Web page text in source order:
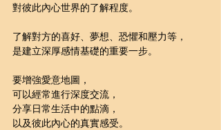
對彼此內心世界的了解程度。
了解對方的喜好、夢想、恐懼和壓力等，
是建立深厚感情基礎的重要一步。
要增強愛意地圖，
可以經常進行深度交流，
分享日常生活中的點滴，
以及彼此內心的真實感受。